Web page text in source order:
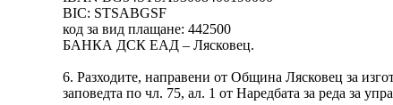
BIC: STSABGSF
код за вид плащане: 442500
БАНКА ДСК ЕАД – Лясковец.
6. Разходите, направени от Община Лясковец за
заповедта по чл. 75, ал. 1 от Наредбата за реда за